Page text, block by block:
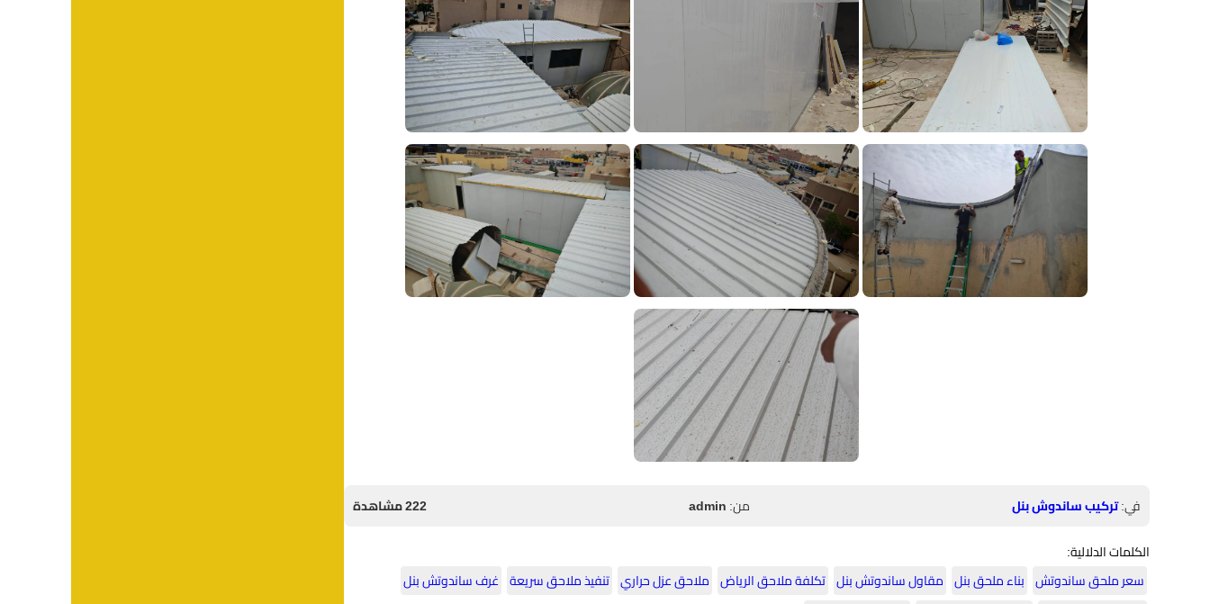
في:تركيب ساندوش بنل من:admin
222 مشاهدة
الكلمات الدلالية:
سعر ملحق ساندوتش بناء ملحق بنل مقاول ساندوتش بنل تكلفة ملاحق الرياض ملاحق عزل حراري تنفيذ ملاحق سريعة غرف ساندوتش بنل